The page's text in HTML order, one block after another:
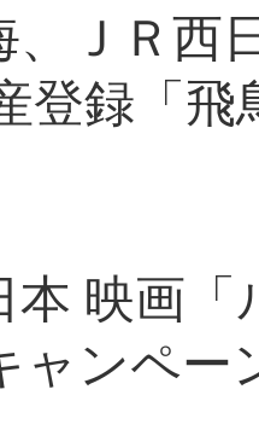
、ＪＲ西
登録「
本 映画
ャンペー